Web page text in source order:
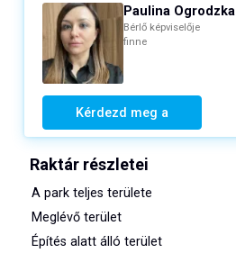
Paulina Ogrodzka
Bérlő képviselője
finne
Kérdezd meg a
Raktár részletei
A park teljes területe
Meglévő terület
Építés alatt álló terület